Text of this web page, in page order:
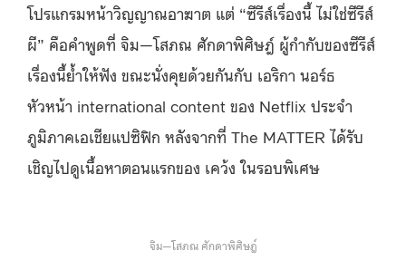
โปรแกรมหน้าวิญญาณอาฆาต แต่ “ซีรีส์เรื่องนี้ ไม่ใช่ซีรีส์
ผี” คือคำพูดที่ จิม—โสภณ ศักดาพิศิษฎ์ ผู้กำกับของซีรีส์
เรื่องนี้ย้ำให้ฟัง ขณะนั่งคุยด้วยกันกับ เอริกา นอร์ธ
หัวหน้า international content ของ Netflix ประจำ
ภูมิภาคเอเชียแปซิฟิก หลังจากที่ The MATTER ได้รับ
เชิญไปดูเนื้อหาตอนแรกของ เคว้ง ในรอบพิเศษ
จิม—โสภณ ศักดาพิศิษฎ์